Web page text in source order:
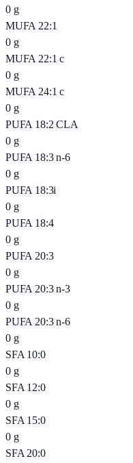
0 g
MUFA 22:1
0 g
MUFA 22:1 c
0 g
MUFA 24:1 c
0 g
PUFA 18:2 CLA
0 g
PUFA 18:3 n-6
0 g
PUFA 18:3i
0 g
PUFA 18:4
0 g
PUFA 20:3
0 g
PUFA 20:3 n-3
0 g
PUFA 20:3 n-6
0 g
SFA 10:0
0 g
SFA 12:0
0 g
SFA 15:0
0 g
SFA 20:0